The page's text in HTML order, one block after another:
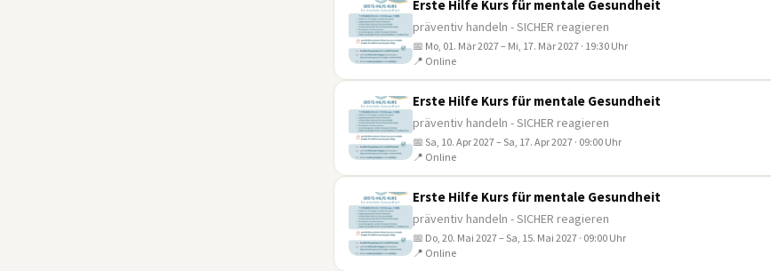
Erste Hilfe Kurs für mentale Gesundheit
präventiv handeln - SICHER reagieren
📅 Mo, 01. Mär 2027 – Mi, 17. Mär 2027 · 19:30 Uhr
📍 Online
Erste Hilfe Kurs für mentale Gesundheit
präventiv handeln - SICHER reagieren
📅 Sa, 10. Apr 2027 – Sa, 17. Apr 2027 · 09:00 Uhr
📍 Online
Erste Hilfe Kurs für mentale Gesundheit
präventiv handeln - SICHER reagieren
📅 Do, 20. Mai 2027 – Sa, 15. Mai 2027 · 09:00 Uhr
📍 Online